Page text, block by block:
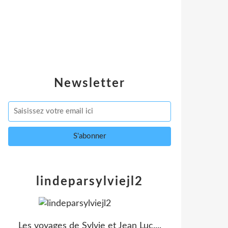
Newsletter
lindeparsylviejl2
Les voyages de Sylvie et Jean Luc....